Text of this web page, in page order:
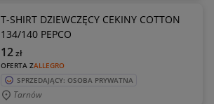
T-SHIRT DZIEWCZĘCY CEKINY COTTON
134/140 PEPCO
OFERTA ZALLEGRO
12zł
SPRZEDAJĄCY: OSOBA PRYWATNA
Tarnów